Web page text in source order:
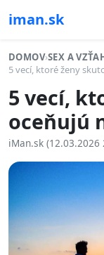
iman.sk
DOMOV›SEX A
5 vecí, ktoré ženy
5 vecí,
oceňujú
iMan.sk (12.03.2026